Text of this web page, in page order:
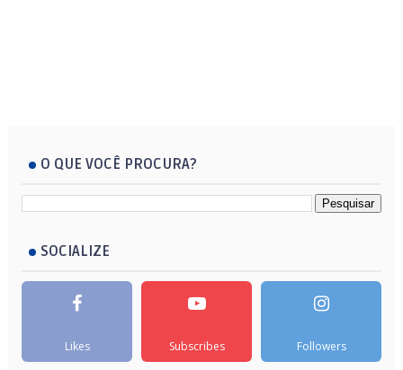
O QUE VOCÊ PROCURA?
SOCIALIZE
Likes Subscribes Followers